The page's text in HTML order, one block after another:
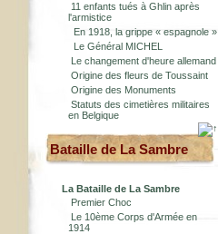
11 enfants tués à Ghlin après
l'armistice
En 1918, la grippe « espagnole »
Le Général MICHEL
Le changement d'heure allemand
Origine des fleurs de Toussaint
Origine des Monuments
Statuts des cimetières militaires
en Belgique
Bataille de La Sambre
La Bataille de La Sambre
Premier Choc
Le 10ème Corps d'Armée en
1914